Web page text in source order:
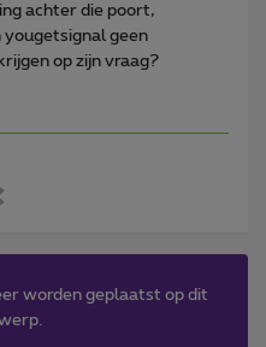
achter die poort,
geen
op zijn vraag?
worden geplaatst op dit